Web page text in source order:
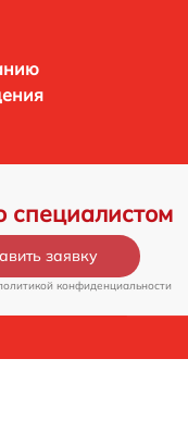
специалистом
заявку
конфиденциальности